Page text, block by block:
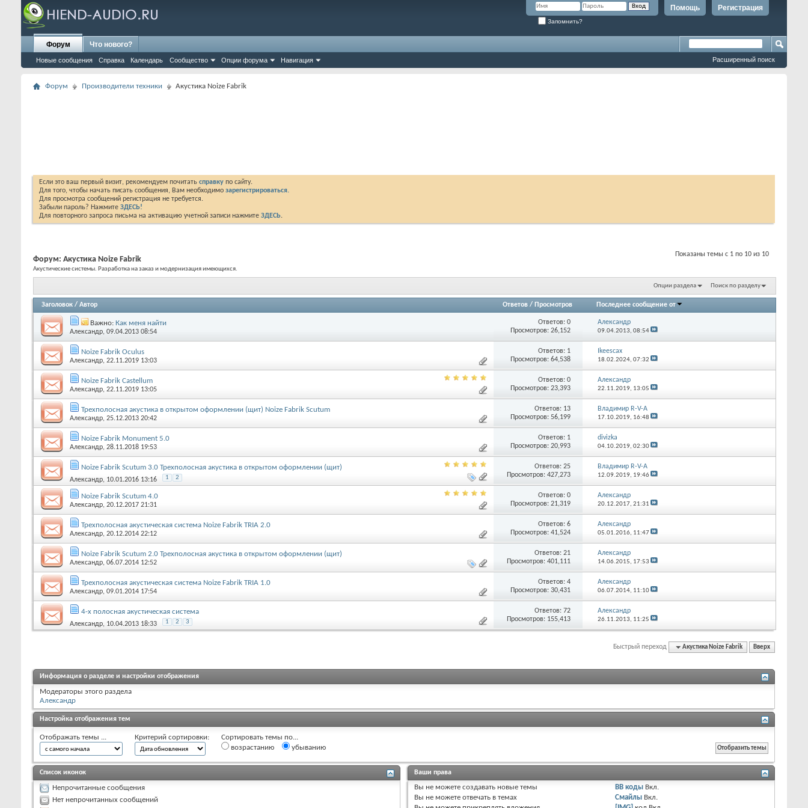
Регистрация
Помощь
Запомнить?
Форум
Новые сообщения Справка Календарь Сообщество Опции форума Навигация
Что нового?
Расширенный поиск
Форум Производители техники Акустика Noize Fabrik
Если это ваш первый визит, рекомендуем почитать справку по сайту.
Для того, чтобы начать писать сообщения, Вам необходимо зарегистрироваться.
Для просмотра сообщений регистрация не требуется.
Забыли пароль? Нажмите ЗДЕСЬ!
Для повторного запроса письма на активацию учетной записи нажмите ЗДЕСЬ.
Показаны темы с 1 по 10 из 10
Форум: Акустика Noize Fabrik
Акустические системы. Разработка на заказ и модернизация имеющихся.
Опции раздела Поиск по разделу
Заголовок / Автор Ответов / Просмотров Последнее сообщение от
Важно: Как меня найти
Александр, 09.04.2013 08:54
Ответов:0
Просмотров: 26,152
Александр
09.04.2013, 08:54
Noize Fabrik Oculus
Александр, 22.11.2019 13:03
Ответов: 1
Просмотров: 64,538
Ikeescax
18.02.2024, 07:32
Noize Fabrik Castellum
Александр, 22.11.2019 13:05
Ответов:0
Просмотров: 23,393
Александр
22.11.2019, 13:05
Трехполосная акустика в открытом оформлении (щит) Noize Fabrik Scutum
Александр, 25.12.2013 20:42
Ответов: 13
Просмотров: 56,199
Владимир R-V-A
17.10.2019, 16:48
Noize Fabrik Monument 5.0
Александр, 28.11.2018 19:53
Ответов: 1
Просмотров: 20,993
divizka
04.10.2019, 02:30
Noize Fabrik Scutum 3.0 Трехполосная акустика в открытом оформлении (щит)
Александр, 10.01.2016 13:16 1 2
Ответов:25
Просмотров: 427,273
Владимир R-V-A
12.09.2019, 19:46
Noize Fabrik Scutum 4.0
Александр, 20.12.2017 21:31
Ответов:0
Просмотров: 21,319
Александр
20.12.2017, 21:31
Трехполосная акустическая система Noize Fabrik TRIA 2.0
Александр, 20.12.2014 22:12
Ответов:6
Просмотров: 41,524
Александр
05.01.2016, 11:47
Noize Fabrik Scutum 2.0 Трехполосная акустика в открытом оформлении (щит)
Александр, 06.07.2014 12:52
Ответов:21
Просмотров: 401,111
Александр
14.06.2015, 17:53
Трехполосная акустическая система Noize Fabrik TRIA 1.0
Александр, 09.01.2014 17:54
Ответов:4
Просмотров: 30,431
Александр
06.07.2014, 11:10
4-х полосная акустическая система
Александр, 10.04.2013 18:33 1 2 3
Ответов:72
Просмотров: 155,413
Александр
26.11.2013, 11:25
Быстрый переход Акустика Noize Fabrik Вверх
Информация о разделе и настройки отображения
Модераторы этого раздела
Александр
Настройка отображения тем
Отображать темы ... Критерий сортировки:
Сортировать темы по...
возрастанию
убыванию
Список иконок
Непрочитанные сообщения
Нет непрочитанных сообщений
Ваши права
Вы не можете создавать новые темы
Вы не можете отвечать в темах
BB коды Вкл.
Смайлы Вкл.